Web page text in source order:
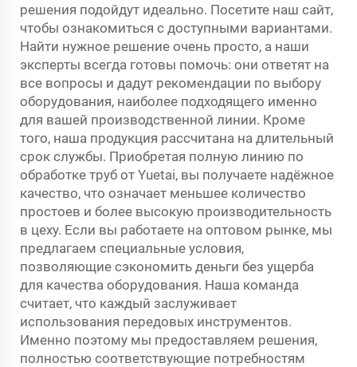
решения подойдут идеально. Посетите наш сайт,
чтобы ознакомиться с доступными вариантами.
Найти нужное решение очень просто, а наши
эксперты всегда готовы помочь: они ответят на
все вопросы и дадут рекомендации по выбору
оборудования, наиболее подходящего именно
для вашей производственной линии. Кроме
того, наша продукция рассчитана на длительный
срок службы. Приобретая полную линию по
обработке труб от Yuetai, вы получаете надёжное
качество, что означает меньшее количество
простоев и более высокую производительность
в цеху. Если вы работаете на оптовом рынке, мы
предлагаем специальные условия,
позволяющие сэкономить деньги без ущерба
для качества оборудования. Наша команда
считает, что каждый заслуживает
использования передовых инструментов.
Именно поэтому мы предоставляем решения,
полностью соответствующие потребностям